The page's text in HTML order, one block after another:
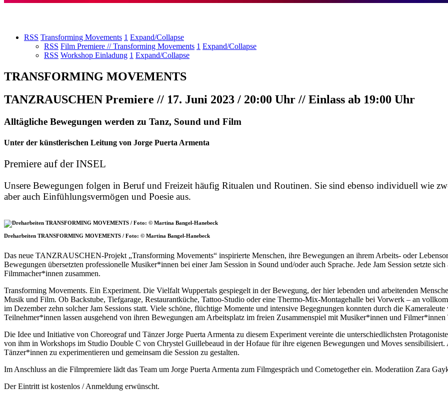
RSS Transforming Movements 1 Expand/Collapse
RSS Film Premiere // Transforming Movements 1 Expand/Collapse
RSS Workshop Einladung 1 Expand/Collapse
TRANSFORMING MOVEMENTS
TANZRAUSCHEN Premiere // 17. Juni 2023 / 20:00 Uhr // Einlass ab 19:00 Uhr
Alltägliche Bewegungen werden zu Tanz, Sound und Film
Unter der künstlerischen Leitung von Jorge Puerta Armenta
Premiere auf der INSEL
Unsere Bewegungen folgen in Beruf und Freizeit häufig Ritualen und Routinen. Sie sind ebenso individuell wie
aber auch Einfühlungsvermögen und Poesie aus.
Dreharbeiten TRANSFORMING MOVEMENTS / Foto: © Martina Bangel-Hanebeck
Das neue TANZRAUSCHEN-Projekt „Transforming Movements“ inspirierte Menschen, ihre Bewegungen an ihrem Arbeits- oder
Bewegungen übersetzten professionelle Musiker*innen bei einer Jam Session in Sound und/oder auch Sprache. Jede Jam Session setzte
Filmmacher*innen zusammen.
Transforming Movements. Ein Experiment. Die Vielfalt Wuppertals gespiegelt in der Bewegung, der hier lebenden und arbeitenden
Musik und Film. Ob Backstube, Tiefgarage, Restaurantküche, Tattoo-Studio oder eine Thermo-Mix-Montagehalle bei Vorwerk – an
im Dezember zehn solcher Jam Sessions statt. Viele schöne, flüchtige Momente und intensive Begegnungen konnten durch die
Teilnehmer*innen lassen ausgehend von ihren Bewegungen am Arbeitsplatz im freien Zusammenspiel mit Musiker*innen und Filmer*innen
Die Idee und Initiative von Choreograf und Tänzer Jorge Puerta Armenta zu diesem Experiment vereinte die unterschiedlichsten
von ihm in Workshops im Studio Double C von Chrystel Guillebeaud in der Hofaue für ihre eigenen Bewegungen und Moves
Tänzer*innen zu experimentieren und gemeinsam die Session zu gestalten.
Im Anschluss an die Filmpremiere lädt das Team um Jorge Puerta Armenta zum Filmgespräch und Cometogether ein. Moderatiion Zara
Der Eintritt ist kostenlos / Anmeldung erwünscht.